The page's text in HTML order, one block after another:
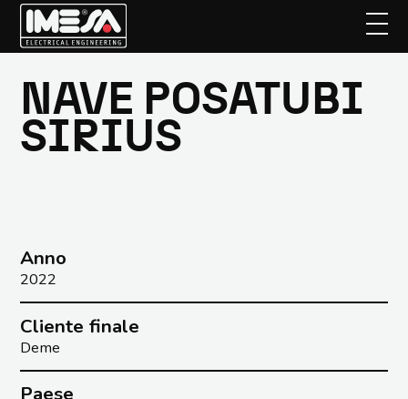
Passa
contenuto
principale
NAVE POSATUBI
SIRIUS
Anno
2022
Cliente finale
Deme
Paese